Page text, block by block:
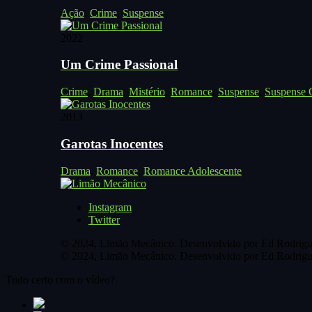
Ação Crime Suspense
Um Crime Passional
Crime Drama Mistério Romance Suspense Suspense
Garotas Inocentes
Drama Romance Romance Adolescente
Instagram
Twitter